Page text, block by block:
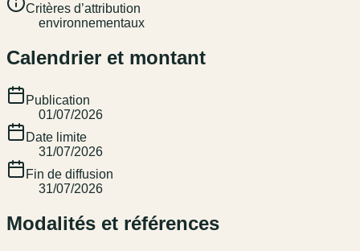
Critères d’attribution
environnementaux
Calendrier et montant
Publication
01/07/2026
Date limite
31/07/2026
Fin de diffusion
31/07/2026
Modalités et références